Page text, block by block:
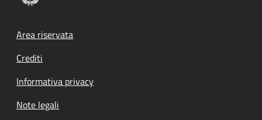
Footer menu
Area riservata
Crediti
Informativa privacy
Note legali